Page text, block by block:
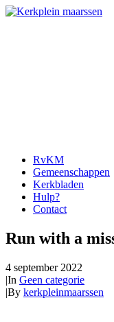
RvKM
Gemeenschappen
Kerkbladen
Hulp?
Contact
Run with a
4 september 2022
|In Geen categorie
|By kerkpleinmaarssen